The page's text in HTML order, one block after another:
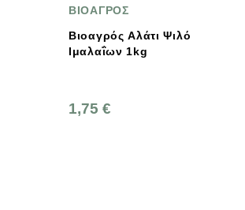
RHOECO
Rhoeco Βιολογική
25g
3,05 €